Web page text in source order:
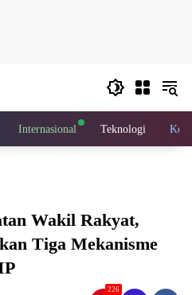
Internasional Teknologi
Wakil Rakyat,
Tiga Mekanisme
226